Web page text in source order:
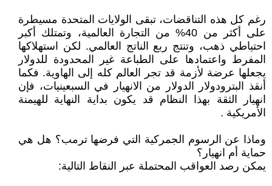
رغم كل هذه التناقضات، تبقى الولايات المتحدة مسيطرة
على أكثر من 40% من التجارة العالمية، وتمتلك أكبر
احتياطي ذهب، وتنتج ربع الناتج العالمي. لكن استهلاكها
المفرط واعتمادها على الطباعة غير المحدودة للدولار
يجعلها عرضة لأزمة قد تجر العالم كله إلى الهاوية. فكما
أنقذ البترودولار الدولار من الانهيار في السبعينيات، فإن
انهيار الثقة بهذا النظام قد يكون بداية النهاية للهيمنة
الأمريكية .
وماذا عن الرسوم الجمركية التي فرضها ترمب؟ هل هي
حماية أم انهيار؟
يمكن رصد العواقب المحتملة عبر النقاط التالية: